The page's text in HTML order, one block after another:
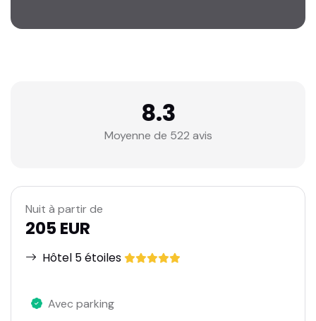
8.3
Moyenne de 522 avis
Nuit à partir de
205 EUR
Hôtel 5 étoiles
Avec parking